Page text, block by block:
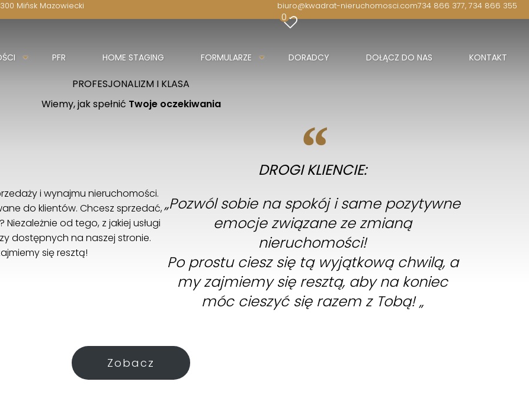
Mińsk Mazowiecki biuro@kwadrat-nieruchomosci.com734 866 377, 734 866 355
0
PFR HOME STAGING FORMULARZE DORADCY DOŁĄCZ DO NAS KONTAKT
PROFESJONALIZM I KLASA
Wiemy, jak spełnić Twoje oczekiwania
i wynajmu nieruchomości.
do klientów. Chcesz sprzedać,
od tego, z jakiej usługi
dostępnych na naszej stronie.
się resztą!
DROGI KLIENCIE:
„Pozwól sobie na spokój i same pozytywne
emocje związane ze zmianą
nieruchomości!
Po prostu ciesz się tą wyjątkową chwilą, a
my zajmiemy się resztą, aby na koniec
móc cieszyć się razem z Tobą! „
Zobacz